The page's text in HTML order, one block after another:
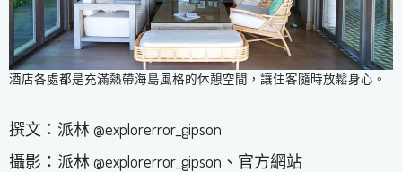
酒店各處都是充滿熱帶海島風格的休憩空間，讓住客隨時放鬆身心。
撰文：派林 @explorerror_gipson
攝影：派林 @explorerror_gipson、官方網站